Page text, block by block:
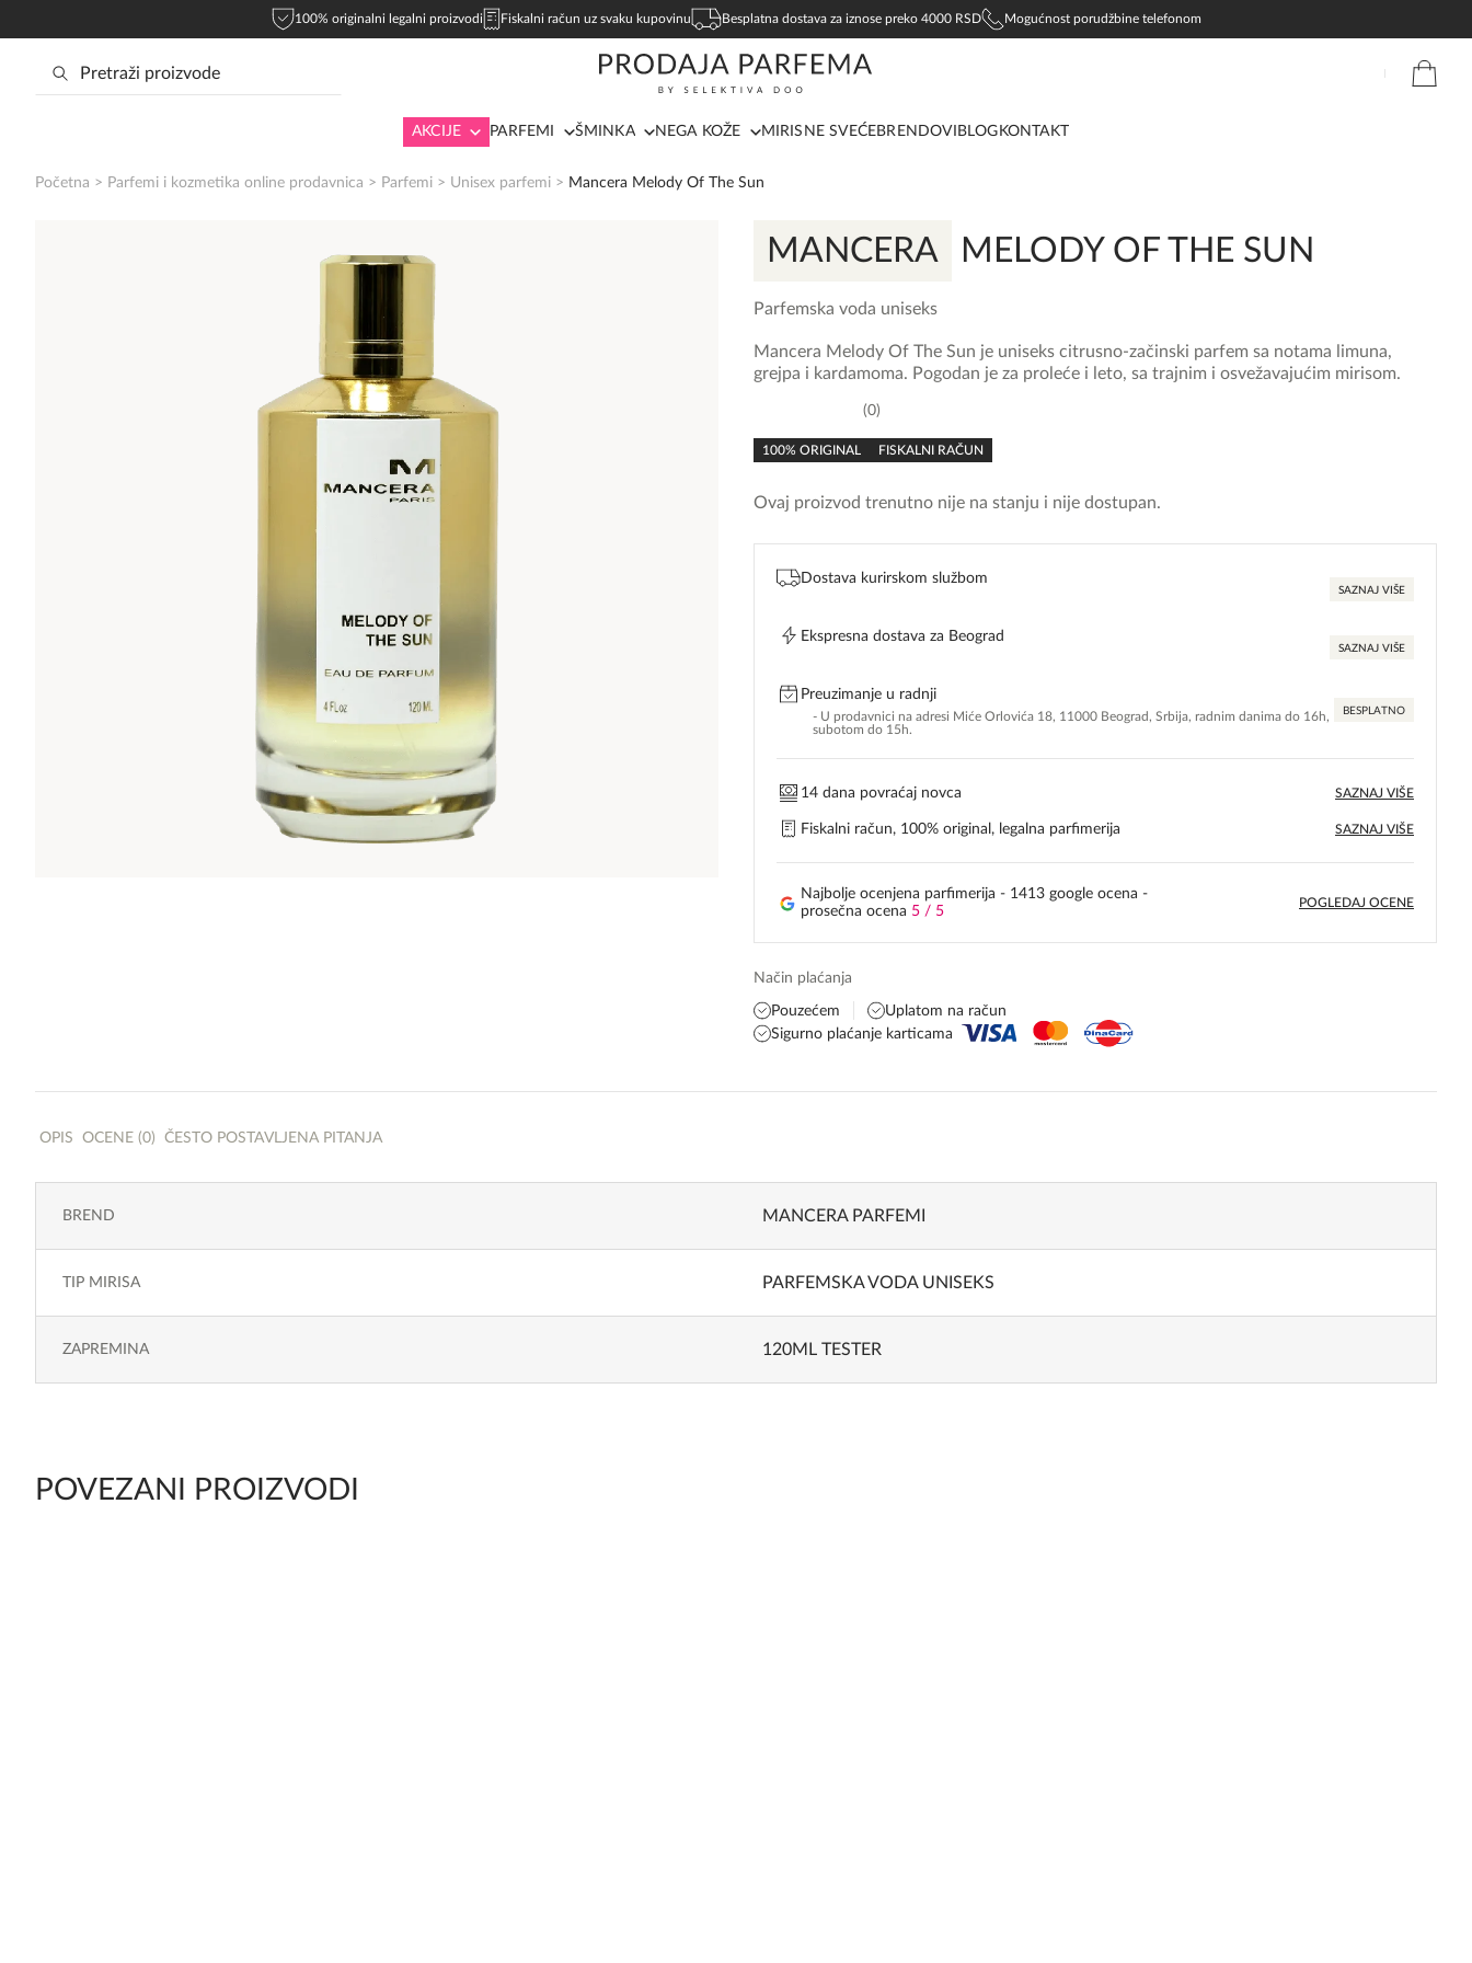
100% originalni legalni proizvodi Fiskalni račun uz svaku kupovinu Besplatna dostava za iznose preko 4000 RSD Mogućnost porudžbine telefonom
AKCIJE PARFEMI ŠMINKA NEGA KOŽE MIRISNE SVEĆEBRENDOVI BLOG KONTAKT
Početna > Parfemi i kozmetika online prodavnica > Parfemi > Unisex parfemi > Mancera Melody Of The Sun
MANCERA MELODY OF THE SUN
Parfemska voda uniseks
rating
0
100% ORIGINAL FISKALNI RAČUN
Mancera Melody Of The Sun je uniseks citrusno-začinski parfem sa notama limuna,
grejpa i kardamoma. Pogodan je za proleće i leto, sa trajnim i osvežavajućim mirisom.
Ovaj proizvod trenutno nije na stanju i nije dostupan.
Dostava kurirskom službom
SAZNAJ VIŠE
Ekspresna dostava za Beograd
SAZNAJ VIŠE
Preuzimanje u radnji
- U prodavnici na adresi Miće Orlovića 18, 11000 Beograd, Srbija, radnim danima do 16h,
subotom do 15h.
BESPLATNO
14 dana povraćaj novca SAZNAJ VIŠE
Fiskalni račun, 100% original, legalna parfimerija SAZNAJ VIŠE
Najbolje ocenjena parfimerija - 1413 google ocena -
prosečna ocena 5 / 5
POGLEDAJ OCENE
Način plaćanja
Pouzećem
Uplatom na račun
Sigurno plaćanje karticama
OPIS OCENE (0) ČESTO POSTAVLJENA PITANJA
BREND MANCERA PARFEMI
TIP MIRISA PARFEMSKA VODA UNISEKS
ZAPREMINA 120ML TESTER
POVEZANI PROIZVODI